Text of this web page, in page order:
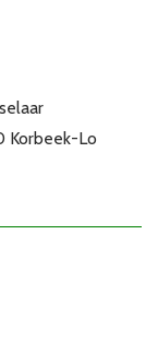
Korbeek-Lo